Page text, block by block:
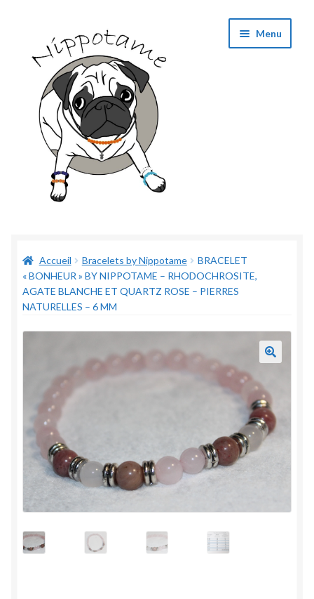
navigation
contenu
Menu
Panier
Validation de commande
Mon compte
Accueil Bracelets by Nippotame
BRACELET
« BONHEUR » BY NIPPOTAME – RHODOCHROSITE,
AGATE BLANCHE ET QUARTZ ROSE – PIERRES
NATURELLES – 6 MM